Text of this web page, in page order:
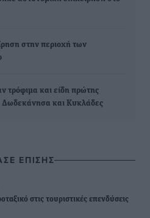
στην περιοχή των
τρόφιμα και είδη πρώτης
Δωδεκάνησα και Κυκλάδες
ΕΠΙΣΗΣ
στις τουριστικές επενδύσεις